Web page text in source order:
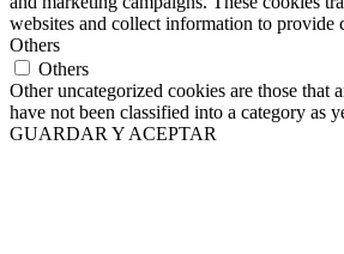
websites and collect information to provide
Others
Others
Other uncategorized cookies are those that
have not been classified into a category as
GUARDAR Y ACEPTAR